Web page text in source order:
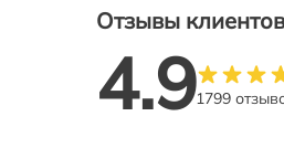
Отзывы клиентов
4.91799